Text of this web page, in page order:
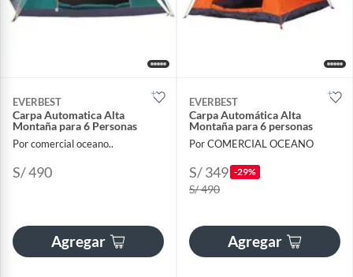
EVERBEST
Carpa Automatica Alta
Montaña para 6 Personas
Por comercial oceano..
S/ 490
Agregar
EVERBEST
Carpa Automática Alta
Montaña para 6 personas
Por COMERCIAL OCEANO
S/ 349 -29%
S/ 490
Agregar